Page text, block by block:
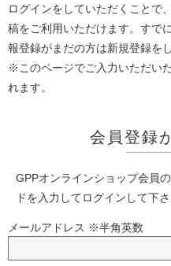
ログインをしていただくことで
稿をご利用いただけます。すで
報登録がまだの方は新規登録を
※このページでご入力いただい
れます。
会員登録
GPPオンラインショップ会員
ドを入力してログインして下さ
メールアドレス ※半角英数